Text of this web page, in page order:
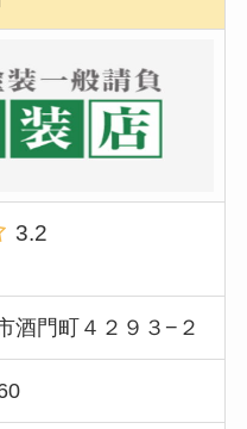
3.2
酒門町４２９３−２